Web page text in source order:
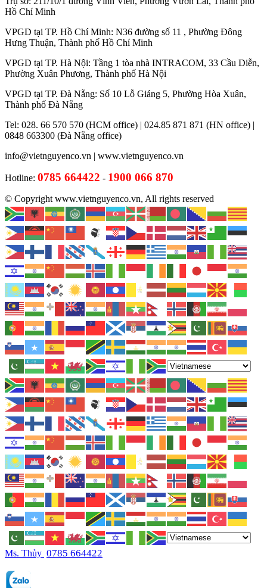
Hồ Chí Minh
VPGD tại TP. Hồ Chí Minh: N36 đường số 11 , Phường Đông
Hưng Thuận, Thành phố Hồ Chí Minh
VPGD tại TP. Hà Nội: Tầng 1 tòa nhà INTRACOM, 33 Cầu Diễn,
Phường Xuân Phương, Thành phố Hà Nội
VPGD tại TP. Đà Nẵng: Số 10 Lỗ Giáng 5, Phường Hòa Xuân,
Thành phố Đà Nẵng
Tel: 028. 66 570 570 (HCM office) | 024.85 871 871 (HN office) |
0848 663300 (Đà Nẵng office)
info@vietnguyenco.vn | www.vietnguyenco.vn
Hotline: 0785 664422 - 1900 066 870
© Copyright www.vietnguyenco.vn, All rights reserved
Ms. Thủy 0785 664422